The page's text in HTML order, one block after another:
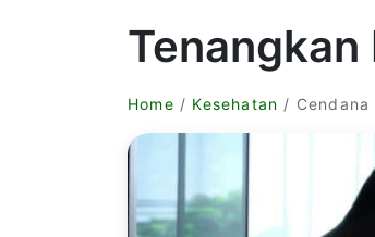
Tenangkan
Home / Kesehatan / Cendana